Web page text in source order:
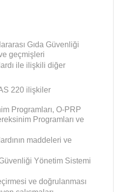
Gıda Güvenliği
geçmişleri
ile ilişkili diğer
220 ilişkiler
Programları, O-PRP
Programları ve
maddeleri ve
Yönetim Sistemi
ve doğrulanması